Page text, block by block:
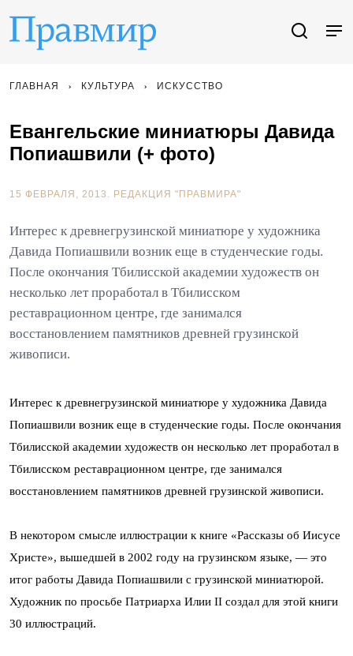
ГЛАВНАЯ КУЛЬТУРА ИСКУССТВО
Евангельские миниатюры Давида
Попиашвили (+ фото)
15 ФЕВРАЛЯ, 2013. РЕДАКЦИЯ "ПРАВМИРА"
Интерес к древнегрузинской миниатюре у художника
Давида Попиашвили возник еще в студенческие годы.
После окончания Тбилисской академии художеств он
несколько лет проработал в Тбилисском
реставрационном центре, где занимался
восстановлением памятников древней грузинской
живописи.
Интерес к древнегрузинской миниатюре у художника Давида
Попиашвили возник еще в студенческие годы. После окончания
Тбилисской академии художеств он несколько лет проработал в
Тбилисском реставрационном центре, где занимался
восстановлением памятников древней грузинской живописи.
В некотором смысле иллюстрации к книге «Рассказы об Иисусе
Христе», вышедшей в 2002 году на грузинском языке, — это
итог работы Давида Попиашвили с грузинской миниатюрой.
Художник по просьбе Патриарха Илии II создал для этой книги
30 иллюстраций.